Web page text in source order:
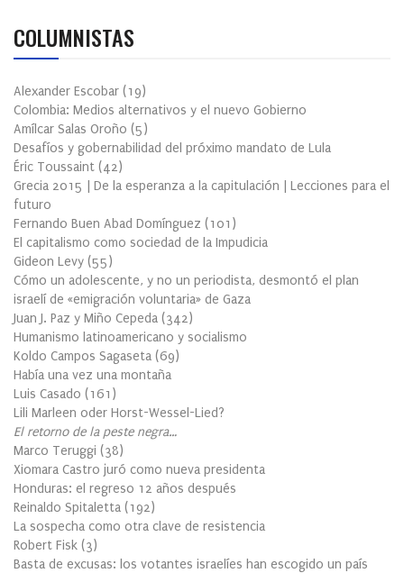
COLUMNISTAS
Alexander Escobar (19)
Colombia: Medios alternativos y el nuevo Gobierno
Amílcar Salas Oroño (5)
Desafíos y gobernabilidad del próximo mandato de Lula
Éric Toussaint (42)
Grecia 2015 | De la esperanza a la capitulación | Lecciones para el
futuro
Fernando Buen Abad Domínguez (101 )
El capitalismo como sociedad de la Impudicia
Gideon Levy (55)
Cómo un adolescente, y no un periodista, desmontó el plan
israelí de «emigración voluntaria» de Gaza
Juan J. Paz y Miño Cepeda (342)
Humanismo latinoamericano y socialismo
Koldo Campos Sagaseta (69)
Había una vez una montaña
Luis Casado (161 )
Lili Marleen oder Horst-Wessel-Lied?
El retorno de la peste negra…
Marco Teruggi (38)
Xiomara Castro juró como nueva presidenta
Honduras: el regreso 12 años después
Reinaldo Spitaletta (192)
La sospecha como otra clave de resistencia
Robert Fisk (3)
Basta de excusas: los votantes israelíes han escogido un país